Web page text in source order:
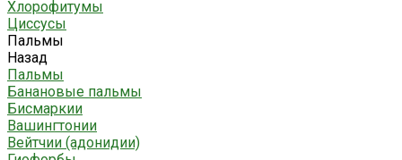
Хлорофитумы
Циссусы
Пальмы
Назад
Пальмы
Банановые пальмы
Бисмаркии
Вашингтонии
Вейтчии (адонидии)